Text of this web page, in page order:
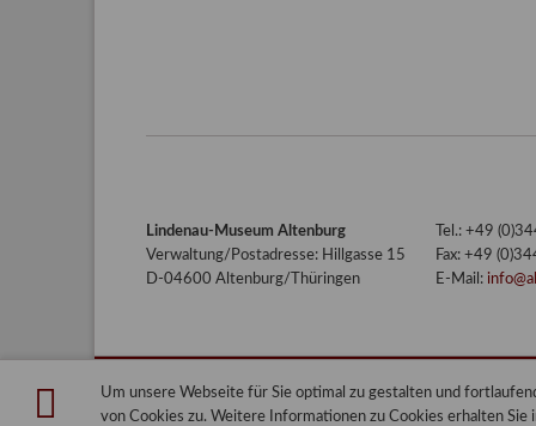
Um unsere Webseite für Sie optimal zu gestalten und
von Cookies zu. Weitere Informationen zu Cookies erhalten Sie
Lindenau-Museum Altenburg
Verwaltung/Postadresse: Hillgasse 15
D-04600 Altenburg/Thüringen
Tel.: +49
Fax: +49
E-Mail:
Lindenau-Museum Altenburg Blog